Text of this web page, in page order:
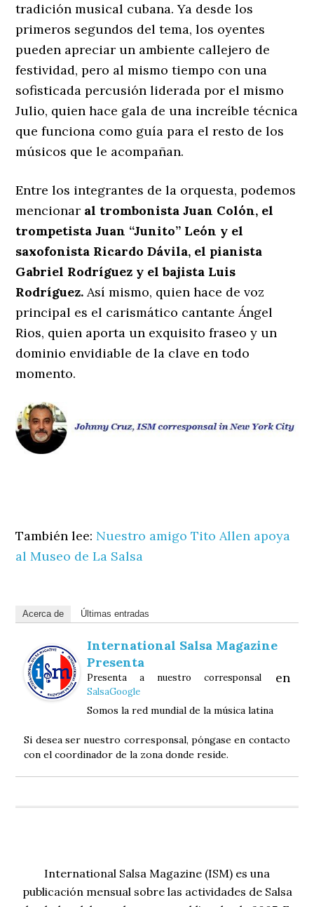
tradición musical cubana. Ya desde los
primeros segundos del tema, los oyentes
pueden apreciar un ambiente callejero de
festividad, pero al mismo tiempo con una
sofisticada percusión liderada por el mismo
Julio, quien hace gala de una increíble técnica
que funciona como guía para el resto de los
músicos que le acompañan.
Entre los integrantes de la orquesta, podemos
mencionar al trombonista Juan Colón, el
trompetista Juan ‘‘Junito’’ León y el
saxofonista Ricardo Dávila, el pianista
Gabriel Rodríguez y el bajista Luis
Rodríguez. Así mismo, quien hace de voz
principal es el carismático cantante Ángel
Rios, quien aporta un exquisito fraseo y un
dominio envidiable de la clave en todo
momento.
También lee: Nuestro amigo Tito Allen apoya
al Museo de La Salsa
Acerca de Últimas entradas
International Salsa Magazine
Presenta
Presenta a nuestro corresponsalen
SalsaGoogle
Somos la red mundial de la música latina
Si desea ser nuestro corresponsal, póngase en contacto
con el coordinador de la zona donde reside.
International Salsa Magazine (ISM) es una
publicación mensual sobre las actividades de Salsa